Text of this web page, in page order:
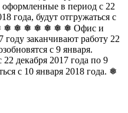
оформленные в период с 22
года, будут отгружаться с
❅ ❅ ❅ ❅ ❅ ❅ ❅ Офис и
заканчивают работу 22
с 9 января.
декабря 2017 года по 9
с 10 января 2018 года. ❅